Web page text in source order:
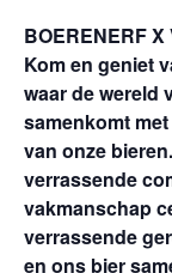
BOERENERF X
Kom en geniet
waar de wereld
samenkomt
van onze
verrassende
vakmanschap
verrassende
en ons bier